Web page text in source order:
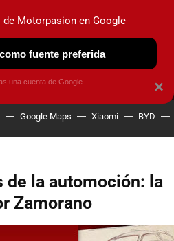
NUEVO
OBSERVATORIO
Google Maps Xiaomi BYD
de la automoción: la
Zamorano
×
de Motorpasion en Google
fuente preferida
una cuenta de Google